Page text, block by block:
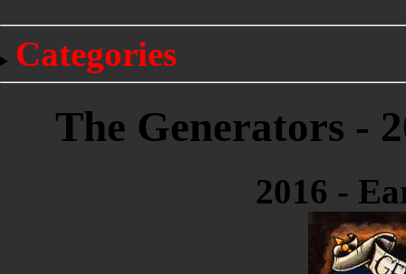
Categories
The Generators -
2016 -